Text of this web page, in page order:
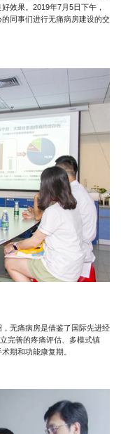
效果。2019年7月5日下午，
同事们进行无痛病房建设的交
无痛病房是借鉴了国际先进经
完善的疼痛评估、多模式镇
期和功能康复期。